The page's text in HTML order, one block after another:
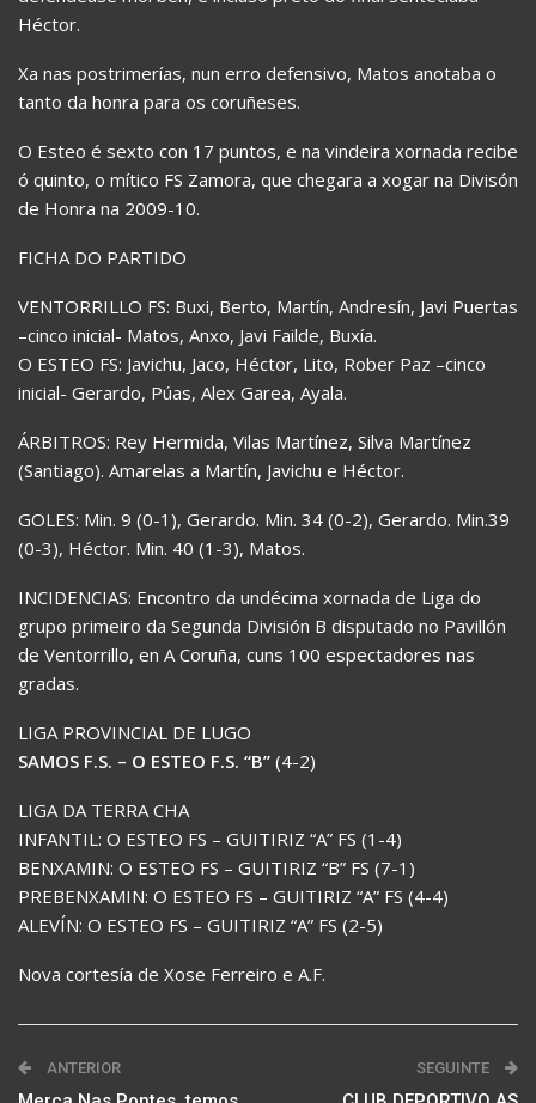
Héctor.
Xa nas postrimerías, nun erro defensivo, Matos anotaba o
tanto da honra para os coruñeses.
O Esteo é sexto con 17 puntos, e na vindeira xornada recibe
ó quinto, o mítico FS Zamora, que chegara a xogar na Divisón
de Honra na 2009-10.
FICHA DO PARTIDO
VENTORRILLO FS: Buxi, Berto, Martín, Andresín, Javi Puertas
–cinco inicial- Matos, Anxo, Javi Failde, Buxía.
O ESTEO FS: Javichu, Jaco, Héctor, Lito, Rober Paz –cinco
inicial- Gerardo, Púas, Alex Garea, Ayala.
ÁRBITROS: Rey Hermida, Vilas Martínez, Silva Martínez
(Santiago). Amarelas a Martín, Javichu e Héctor.
GOLES: Min. 9 (0-1), Gerardo. Min. 34 (0-2), Gerardo. Min.39
(0-3), Héctor. Min. 40 (1-3), Matos.
INCIDENCIAS: Encontro da undécima xornada de Liga do
grupo primeiro da Segunda División B disputado no Pavillón
de Ventorrillo, en A Coruña, cuns 100 espectadores nas
gradas.
LIGA PROVINCIAL DE LUGO
SAMOS F.S. – O ESTEO F.S. “B” (4-2)
LIGA DA TERRA CHA
INFANTIL: O ESTEO FS – GUITIRIZ “A” FS (1-4)
BENXAMIN: O ESTEO FS – GUITIRIZ “B” FS (7-1)
PREBENXAMIN: O ESTEO FS – GUITIRIZ “A” FS (4-4)
ALEVÍN: O ESTEO FS – GUITIRIZ “A” FS (2-5)
Nova cortesía de Xose Ferreiro e A.F.
ANTERIOR SEGUINTE